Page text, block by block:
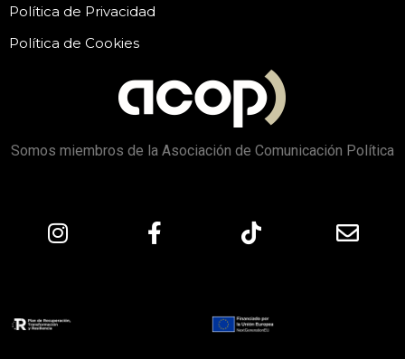
Política de Privacidad
Política de Cookies
Somos miembros de la Asociación de Comunicación Política